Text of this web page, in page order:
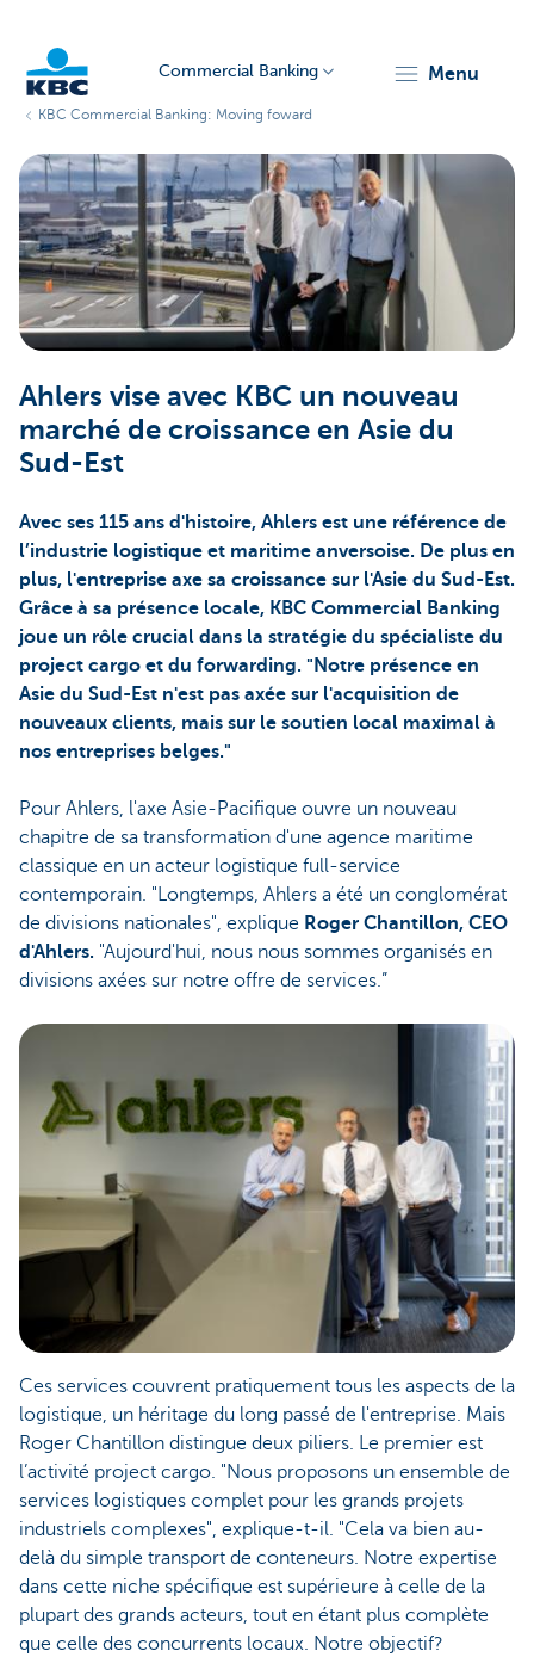
Corporate
Commercial Banking menu
KBC Commercial Banking: Moving foward
Ahlers vise avec KBC un nouveau
marché de croissance en Asie du
Sud-Est
Avec ses 115 ans d'histoire, Ahlers est une référence de
l’industrie logistique et maritime anversoise. De plus en
plus, l'entreprise axe sa croissance sur l'Asie du Sud-Est.
Grâce à sa présence locale, KBC Commercial Banking
joue un rôle crucial dans la stratégie du spécialiste du
project cargo et du forwarding. "Notre présence en
Asie du Sud-Est n'est pas axée sur l'acquisition de
nouveaux clients, mais sur le soutien local maximal à
nos entreprises belges."
Pour Ahlers, l'axe Asie-Pacifique ouvre un nouveau
chapitre de sa transformation d'une agence maritime
classique en un acteur logistique full-service
contemporain. "Longtemps, Ahlers a été un conglomérat
de divisions nationales", explique Roger Chantillon, CEO
d'Ahlers. "Aujourd'hui, nous nous sommes organisés en
divisions axées sur notre offre de services.”
Ces services couvrent pratiquement tous les aspects de la
logistique, un héritage du long passé de l'entreprise. Mais
Roger Chantillon distingue deux piliers. Le premier est
l’activité project cargo. "Nous proposons un ensemble de
services logistiques complet pour les grands projets
industriels complexes", explique-t-il. "Cela va bien au-
delà du simple transport de conteneurs. Notre expertise
dans cette niche spécifique est supérieure à celle de la
plupart des grands acteurs, tout en étant plus complète
que celle des concurrents locaux. Notre objectif?